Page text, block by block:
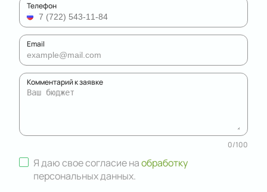
Телефон
Email
Комментарий к заявке
0/100
Я даю свое согласие наобработку
персональных данных.